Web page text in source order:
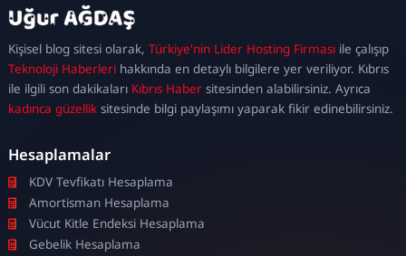
Kişisel blog sitesi olarak,Türkiye'nin Lider Hosting Firması ile çalışıp
Teknoloji Haberleri hakkında en detaylı bilgilere yer veriliyor. Kıbrıs
ile ilgili son dakikaları Kıbrıs Haber sitesinden alabilirsiniz. Ayrıca
kadınca güzellik sitesinde bilgi paylaşımı yaparak fikir edinebilirsiniz.
kadıköy
escortmaltepe
escortataşehir
escortümraniye
escort
Hesaplamalar
KDV Tevfikatı Hesaplama
Amortisman Hesaplama
Vücut Kitle Endeksi Hesaplama
Gebelik Hesaplama